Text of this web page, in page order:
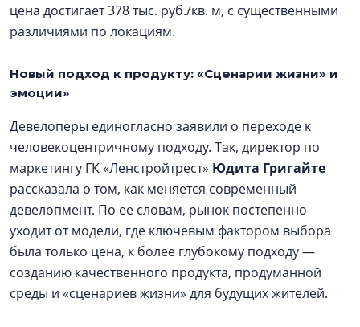
цена достигает 378 тыс. руб./кв. м, с существенными
различиями по локациям.
Новый подход к продукту: «Сценарии жизни» и
эмоции»
Девелоперы единогласно заявили о переходе к
человекоцентричному подходу. Так, директор по
маркетингу ГК «Ленстройтрест» Юдита Григайте
рассказала о том, как меняется современный
девелопмент. По ее словам, рынок постепенно
уходит от модели, где ключевым фактором выбора
была только цена, к более глубокому подходу —
созданию качественного продукта, продуманной
среды и «сценариев жизни» для будущих жителей.